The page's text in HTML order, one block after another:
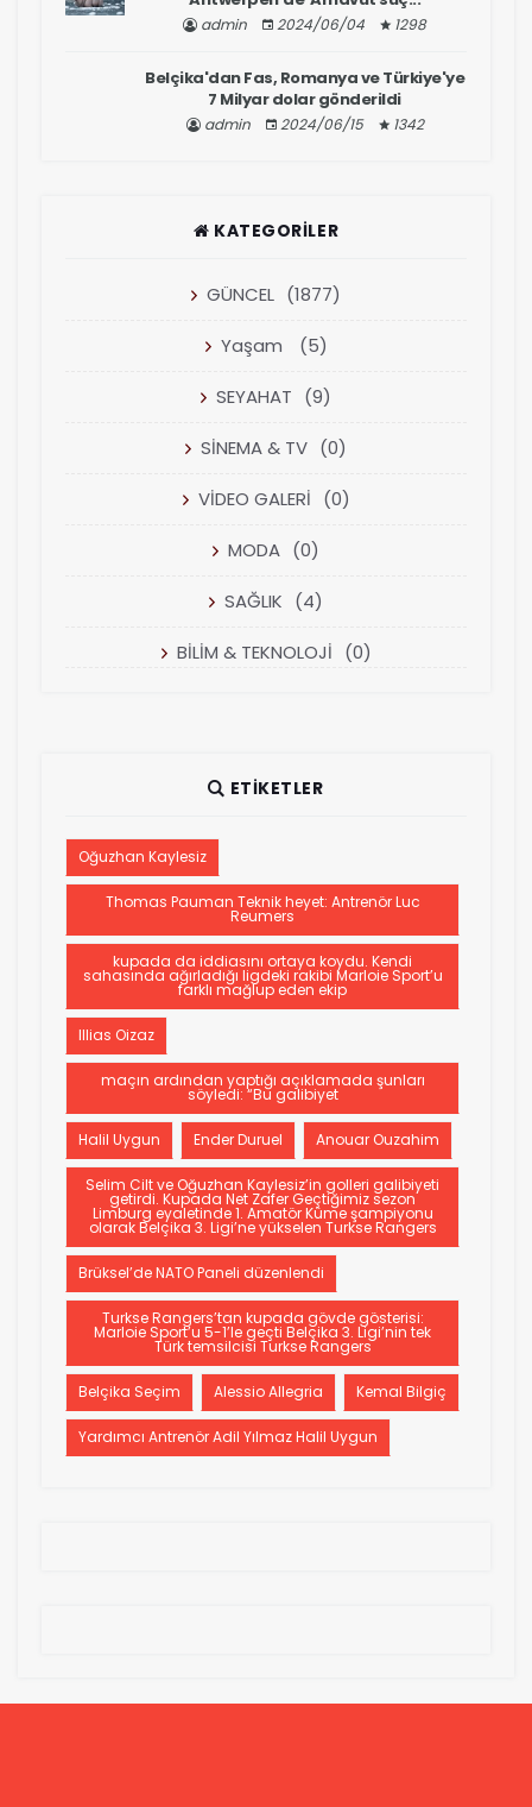
admin 2024/06/04 1298
Belçika'dan Fas, Romanya ve Türkiye'ye
7 Milyar dolar gönderildi
admin 2024/06/15 1342
KATEGORILER
GÜNCEL (1877)
Yaşam (5)
SEYAHAT (9)
SİNEMA & TV (0)
VİDEO GALERİ (0)
MODA (0)
SAĞLIK (4)
BİLİM & TEKNOLOJİ (0)
ETIKETLER
Oğuzhan Kaylesiz
Thomas Pauman Teknik heyet: Antrenör Luc
Reumers
kupada da iddiasını ortaya koydu. Kendi
sahasında ağırladığı ligdeki rakibi Marloie Sport’u
farklı mağlup eden ekip
Illias Oizaz
maçın ardından yaptığı açıklamada şunları
söyledi: “Bu galibiyet
Halil Uygun Ender Duruel Anouar Ouzahim
Selim Cilt ve Oğuzhan Kaylesiz’in golleri galibiyeti
getirdi. Kupada Net Zafer Geçtiğimiz sezon
Limburg eyaletinde 1. Amatör Küme şampiyonu
olarak Belçika 3. Ligi’ne yükselen Turkse Rangers
Brüksel’de NATO Paneli düzenlendi
Turkse Rangers’tan kupada gövde gösterisi:
Marloie Sport’u 5-1’le geçti Belçika 3. Ligi’nin tek
Türk temsilcisi Turkse Rangers
Belçika Seçim Alessio Allegria Kemal Bilgiç
Yardımcı Antrenör Adil Yılmaz Halil Uygun